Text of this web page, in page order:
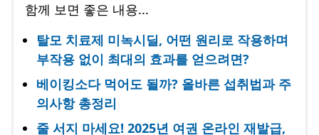
함께 보면 좋은 내용...
탈모 치료제 미녹시딜, 어떤 원리로 작용하며
부작용 없이 최대의 효과를 얻으려면?
베이킹소다 먹어도 될까? 올바른 섭취법과 주
의사항 총정리
줄 서지 마세요! 2025년 여권 온라인 재발급,